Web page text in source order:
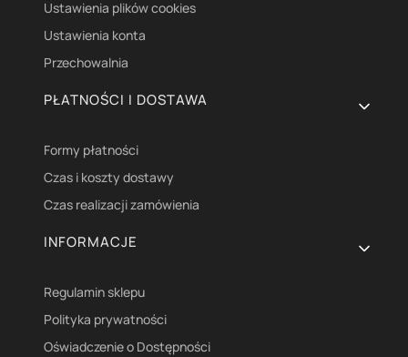
Ustawienia plików cookies
Ustawienia konta
Przechowalnia
PŁATNOŚCI I DOSTAWA
Formy płatności
Czas i koszty dostawy
Czas realizacji zamówienia
INFORMACJE
Regulamin sklepu
Polityka prywatności
Oświadczenie o Dostępności